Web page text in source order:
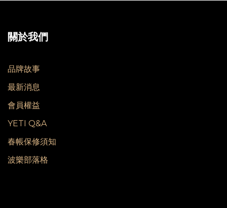
關於我們
品牌故事
最新消息
會員權益
YETI Q&A
春帳保修須知
波樂部落格